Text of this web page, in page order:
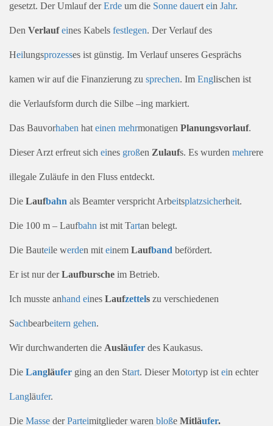
gesetzt. Der Umlauf derErde um die Sonne dauert ein Jahr.
Den Verlaufeines Kabels festlegen. Der Verlauf des
Heilungsprozesses ist günstig. Im Verlauf unseres Gesprächs
kamen wir auf die Finanzierung zu sprechen. Im Englischen ist
die Verlaufsform durch die Silbe –ing markiert.
Das Bauvorhaben hat einen mehrmonatigen Planungsvorlauf.
Dieser Arzt erfreut sich eines großen Zulaufs. Es wurden mehrere
illegale Zuläufe in den Fluss entdeckt.
Die Laufbahn als Beamter verspricht Arbeitsplatzsicherheit.
Die 100 m – Laufbahn ist mit Tartan belegt.
Die Bauteile werden mit einem Laufband befördert.
Er ist nur derLaufbursche im Betrieb.
Ich musste anhand eines Laufzettels zu verschiedenen
Sachbearbeitern gehen.
Wir durchwanderten die Ausläufer des Kaukasus.
Die Langläufer ging an den Start. Dieser Motortyp ist ein echter
Langläufer.
Die Masse derParteimitglieder waren bloße Mitläufer.